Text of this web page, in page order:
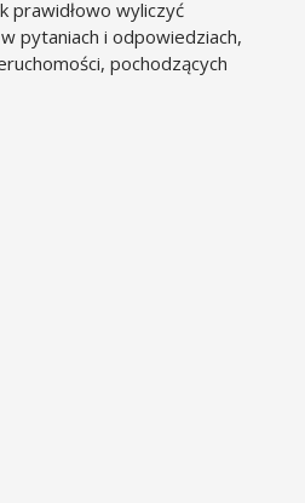
prawidłowo wyliczyć
pytaniach i odpowiedziach,
pochodzących